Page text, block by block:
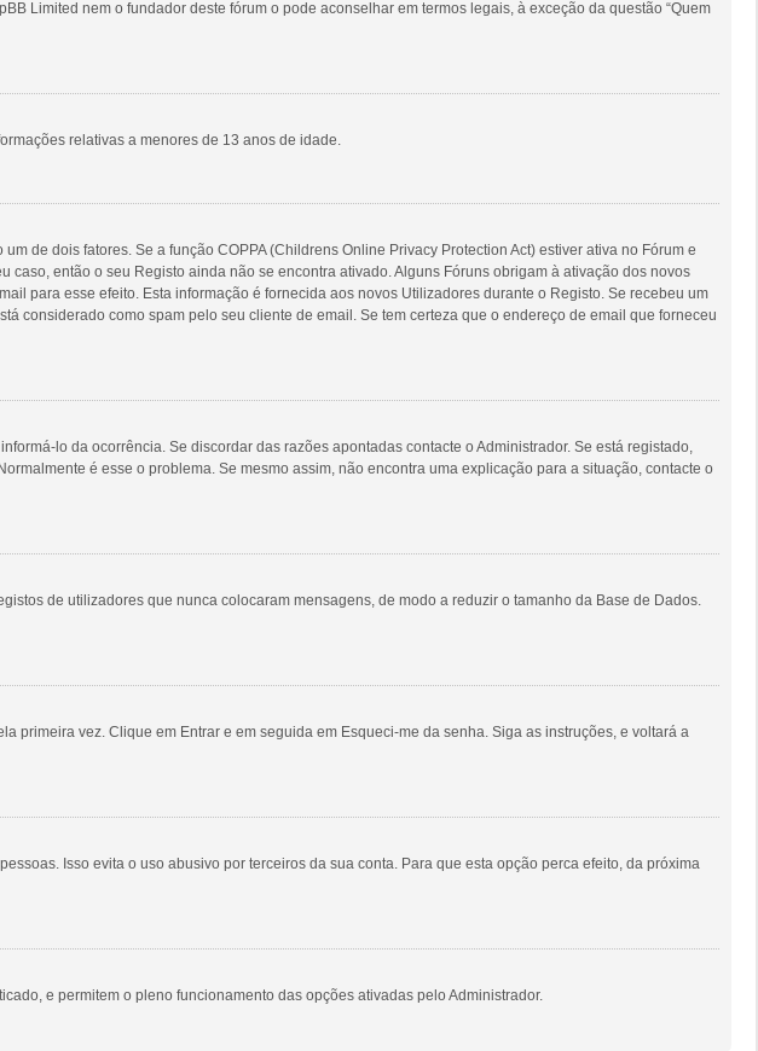
Limited nem o fundador deste fórum o pode aconselhar em termos legais, à exceção da questão “Quem
relativas a menores de 13 anos de idade.
de dois fatores. Se a função COPPA (Childrens Online Privacy Protection Act) estiver ativa no Fórum e
então o seu Registo ainda não se encontra ativado. Alguns Fóruns obrigam à ativação dos novos
para esse efeito. Esta informação é fornecida aos novos Utilizadores durante o Registo. Se recebeu um
considerado como spam pelo seu cliente de email. Se tem certeza que o endereço de email que forneceu
lo da ocorrência. Se discordar das razões apontadas contacte o Administrador. Se está registado,
é esse o problema. Se mesmo assim, não encontra uma explicação para a situação, contacte o
de utilizadores que nunca colocaram mensagens, de modo a reduzir o tamanho da Base de Dados.
primeira vez. Clique em Entrar e em seguida em Esqueci-me da senha. Siga as instruções, e voltará a
Isso evita o uso abusivo por terceiros da sua conta. Para que esta opção perca efeito, da próxima
e permitem o pleno funcionamento das opções ativadas pelo Administrador.